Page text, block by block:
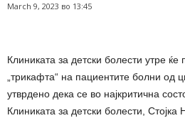
March 9, 2023 во 13:45
Клиниката за детски болести утре ќе
„трикафта“ на пациентите болни од
утврдено дека се во најкритична
Клиниката за детски болести,